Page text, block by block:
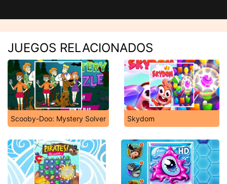
JUEGOS RELACIONADOS
Scooby-Doo: Mystery Solver Skydom